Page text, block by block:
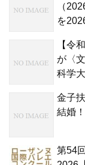
（
を
【令
が〈
科学
金子
結婚！
第54